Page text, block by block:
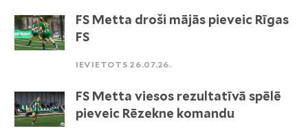
FS Metta droši mājās pieveic Rīgas
FS
IEVIETOTS 26.07.26.
FS Metta viesos rezultatīvā spēlē
pieveic Rēzekne komandu